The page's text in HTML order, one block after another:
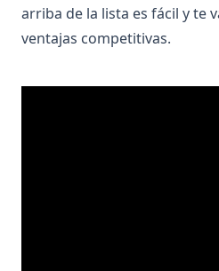
arriba de la lista es fácil y te
ventajas competitivas.